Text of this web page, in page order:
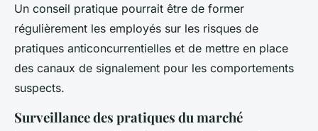
Un conseil pratique pourrait être de former
régulièrement les employés sur les risques de
pratiques anticoncurrentielles et de mettre en place
des canaux de signalement pour les comportements
suspects.
Surveillance des pratiques du marché